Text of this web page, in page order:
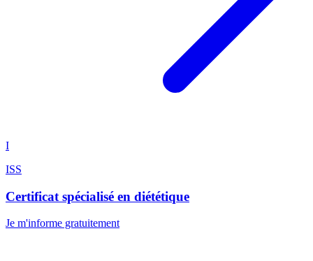
I
ISS
Certificat spécialisé en diététique
Je m'informe gratuitement